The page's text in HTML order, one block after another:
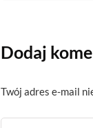
Dodaj
Twój adres e-mail